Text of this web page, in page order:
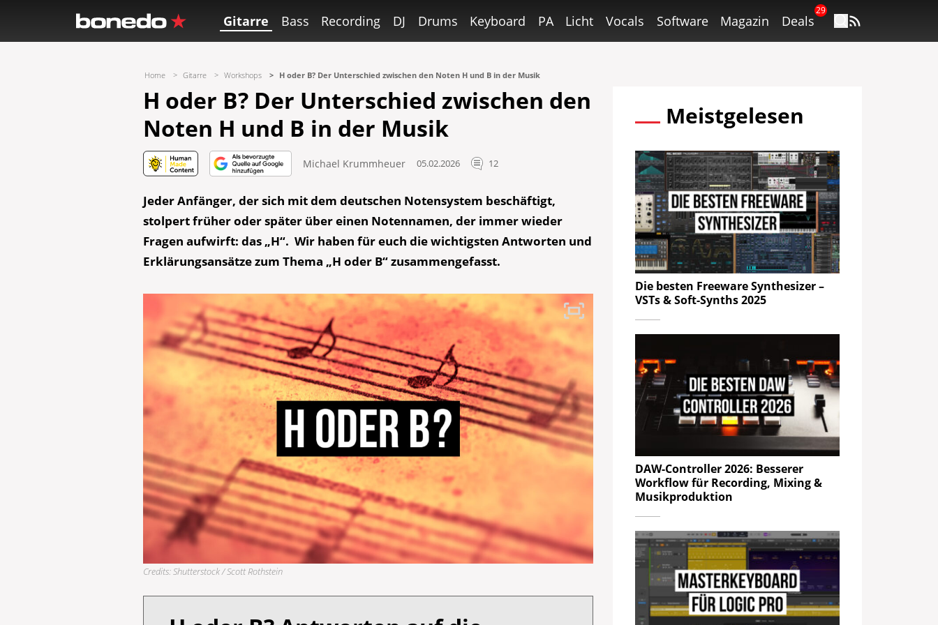
Gitarre Bass Recording DJ Drums Keyboard PA Licht Vocals Software Magazin Deals
29
Home Gitarre Workshops H oder B? Der Unterschied zwischen den Noten H und B in der Musik
H oder B? Der Unterschied zwischen den
Noten H und B in der Musik
Michael Krummheuer 05.02.2026 12
Jeder Anfänger, der sich mit dem deutschen Notensystem beschäftigt,
stolpert früher oder später über einen Notennamen, der immer wieder
Fragen aufwirft: das „H“. Wir haben für euch die wichtigsten Antworten und
Erklärungsansätze zum Thema „H oder B“ zusammengefasst.
Credits: Shutterstock / Scott Rothstein
Meistgelesen
Die besten Freeware Synthesizer –
VSTs & Soft-Synths 2025
DAW-Controller 2026: Besserer
Workflow für Recording, Mixing &
Musikproduktion